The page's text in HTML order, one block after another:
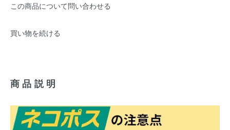
この商品について問い合わせる
買い物を続ける
商品説明